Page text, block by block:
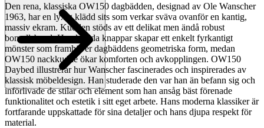
Den rena, klassiska OW150 dagbädden, designad av Ole Wanscher
1963, har en lyxig klädd sits som verkar sväva ovanför en kantig,
massiv ekram. Kudden stöds av ett delikat men ändå robust
bomullsband. Handsydda knappar skapar ett enkelt fyrkantigt
mönster som framhäver dagbäddens geometriska form, medan
OW150 nackkudde ökar komforten och avkopplingen. OW150
Daybed illustrerar hur Wanscher fascinerades och inspirerades av
klassisk möbeldesign. Han studerade den var han än befann sig och
införlivade de stilar och element som han ansåg bäst förenade
funktionalitet och estetik i sitt eget arbete. Hans moderna klassiker är
fortfarande uppskattade för sina detaljer och hans djupa respekt för
material.